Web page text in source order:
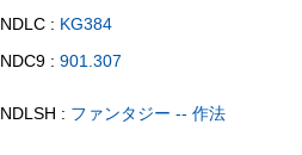
NDLC : KG384
NDC9 : 901.307
NDLSH : ファンタジー -- 作法